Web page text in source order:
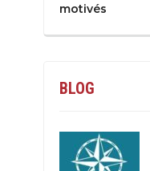
motivés
BLOG